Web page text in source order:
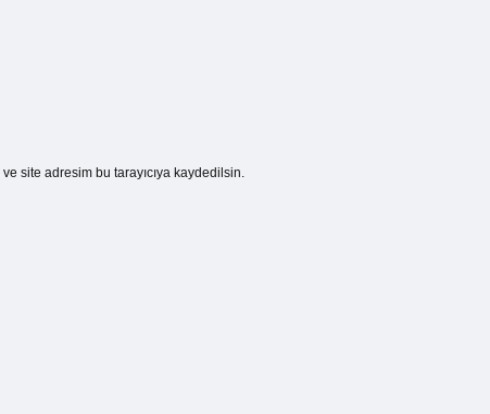
site adresim bu tarayıcıya kaydedilsin.